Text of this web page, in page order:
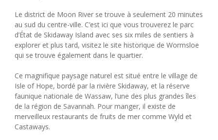
Le district de Moon River se trouve à seulement 20 minutes
au sud du centre-ville. C’est ici que vous trouverez le parc
d’État de Skidaway Island avec ses six miles de sentiers à
explorer et plus tard, visitez le site historique de Wormsloe
qui se trouve également dans le quartier.
Ce magnifique paysage naturel est situé entre le village de
Isle of Hope, bordé par la rivière Skidaway, et la réserve
faunique nationale de Wassaw, l’une des plus grandes îles
de la région de Savannah. Pour manger, il existe de
merveilleux restaurants de fruits de mer comme Wyld et
Castaways.